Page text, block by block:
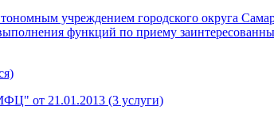
учреждением городского округа
функций по приему
от 21.01.2013 (3 услуги)